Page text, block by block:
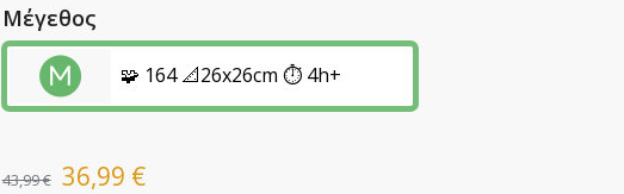
Μέγεθος
🧩 164 📐26x26cm ⏱️ 4h+
43,99€ 36,99 €